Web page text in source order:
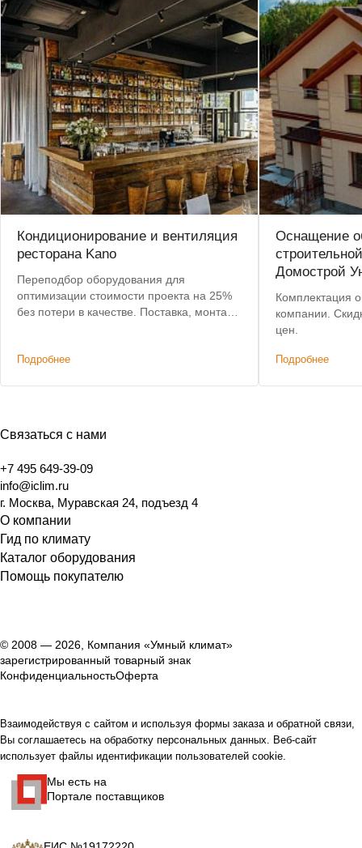
Кондиционирование и вентиляция
ресторана Kano
Переподбор оборудования для
оптимизации стоимости проекта на 25%
без потери в качестве. Поставка, монтаж,
Подробнее
Оснащение
Домострой
Комплектация
компании.
цен.
Подробнее
Связаться с нами
+7 495 649-39-09
info@iclim.ru
г. Москва, Муравская 24, подъезд 4
О компании
Гид по климату
Каталог оборудования
Помощь покупателю
© 2008 — 2026, Компания «Умный климат»
зарегистрированный товарный знак
КонфиденциальностьОферта
Взаимодействуя с сайтом и используя формы заказа и обратной связи,
Вы соглашаетесь на обработку персональных данных. Веб-сайт
использует файлы идентификации пользователей cookie.
Мы есть на
Портале поставщиков